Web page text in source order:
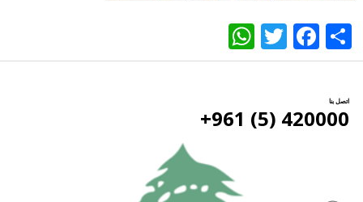
Share
Facebook
Twitter
اتصل بنا
420000 (5) 961+